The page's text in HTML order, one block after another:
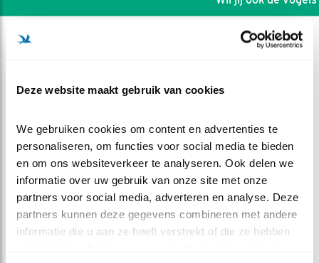
Deze website maakt gebruik van cookies
We gebruiken cookies om content en advertenties te
personaliseren, om functies voor social media te bieden
en om ons websiteverkeer te analyseren. Ook delen we
informatie over uw gebruik van onze site met onze
partners voor social media, adverteren en analyse. Deze
partners kunnen deze gegevens combineren met andere
informatie die u aan ze heeft verstrekt of die ze hebben